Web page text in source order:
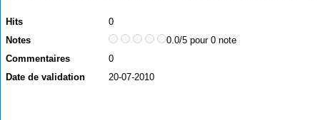
Hits
0
Notes
0.0/5 pour 0 note
Commentaires
0
Date de validation
20-07-2010